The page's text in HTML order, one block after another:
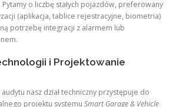
o liczbę stałych pojazdów, preferowany
(aplikacja, tablice rejestracyjne, biometria)
potrzebę integracji z alarmem lub
i Projektowanie
nasz dział techniczny przystępuje do
projektu systemu Smart Garage & Vehicle